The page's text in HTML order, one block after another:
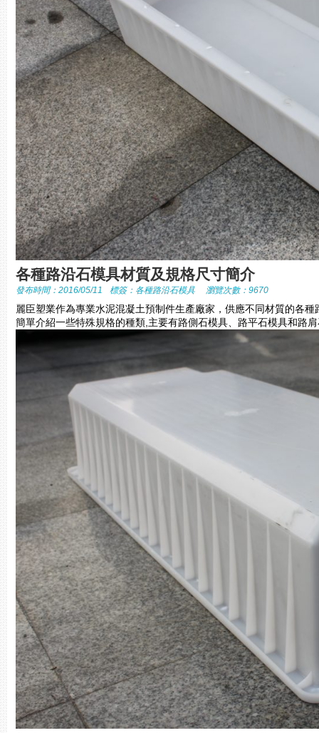
各種路沿石模具材質及規格尺寸簡介
發布時間：2016/05/11 標簽： 各種路沿石模具 瀏覽次數：9670
麗臣塑業作為專業水泥混凝土預制件生產廠家，供應不同材質的各
簡單介紹一些特殊規格的種類,主要有路側石模具、路平石模具和路